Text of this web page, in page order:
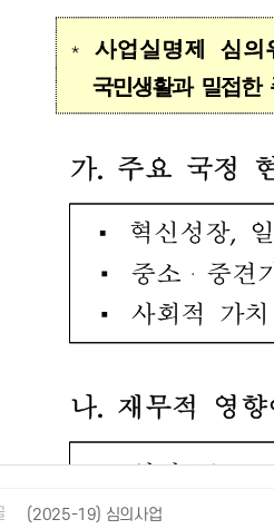
(2025-19) 심의사업